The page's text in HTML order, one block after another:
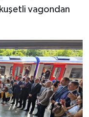
vagondan